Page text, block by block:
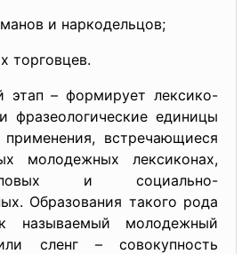
и наркодельцов;
торговцев.
этап – формирует лексико-
фразеологические единицы
применения, встречающиеся
молодежных лексиконах,
и социально-
Образования такого рода
называемый молодежный
сленг – совокупность